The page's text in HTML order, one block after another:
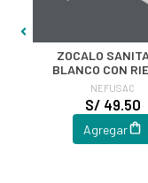
ZOCALO
BLANCO CON
ANCLAJE 10CM X
NEFUSAC
S/ 49.50
Agregar